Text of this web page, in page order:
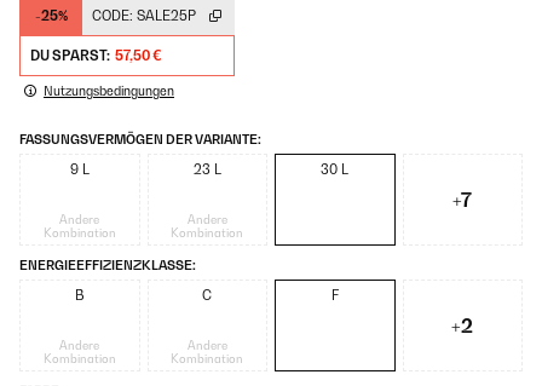
-25% CODE: SALE25P
DU SPARST: 57,50 €
Nutzungsbedingungen
FASSUNGSVERMÖGEN DER VARIANTE:
9 L
Andere
Kombination
23 L
Andere
Kombination
30 L
+7
ENERGIEEFFIZIENZKLASSE:
B
Andere
Kombination
C
Andere
Kombination
F
+2